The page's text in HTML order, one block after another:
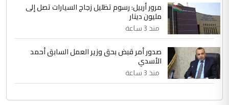
مرور أربيل: رسوم تظليل زجاج السيارات تصل إلى
مليون دينار
منذ 3 ساعة
صدور أمر قبض بحق وزير العمل السابق أحمد
الأسدي
منذ 3 ساعة